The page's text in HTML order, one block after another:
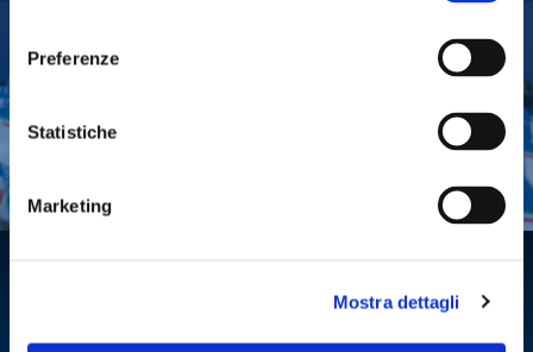
Preferenze
Statistiche
Marketing
Mostra dettagli